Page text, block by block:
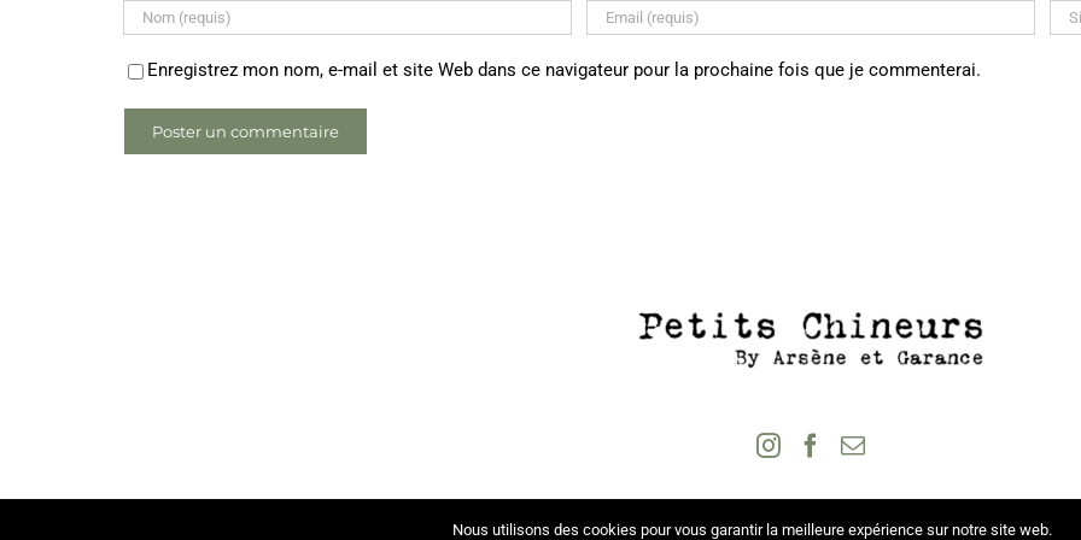
Enregistrez mon nom, e-mail et site Web dans ce navigateur pour la prochaine fois que je commenterai.
Nous utilisons des cookies pour vous garantir la meilleure expérience sur notre site web.